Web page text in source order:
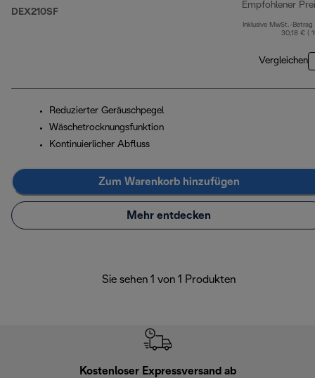
DEX210SF
Empfohlener
Inklusive MwSt.-Betrag
30,18 € (
Vergleichen
Reduzierter Geräuschpegel
Wäschetrocknungsfunktion
Kontinuierlicher Abfluss
Zum Warenkorb hinzufügen
Mehr entdecken
Sie sehen 1 von 1 Produkten
Kostenloser Expressversand ab